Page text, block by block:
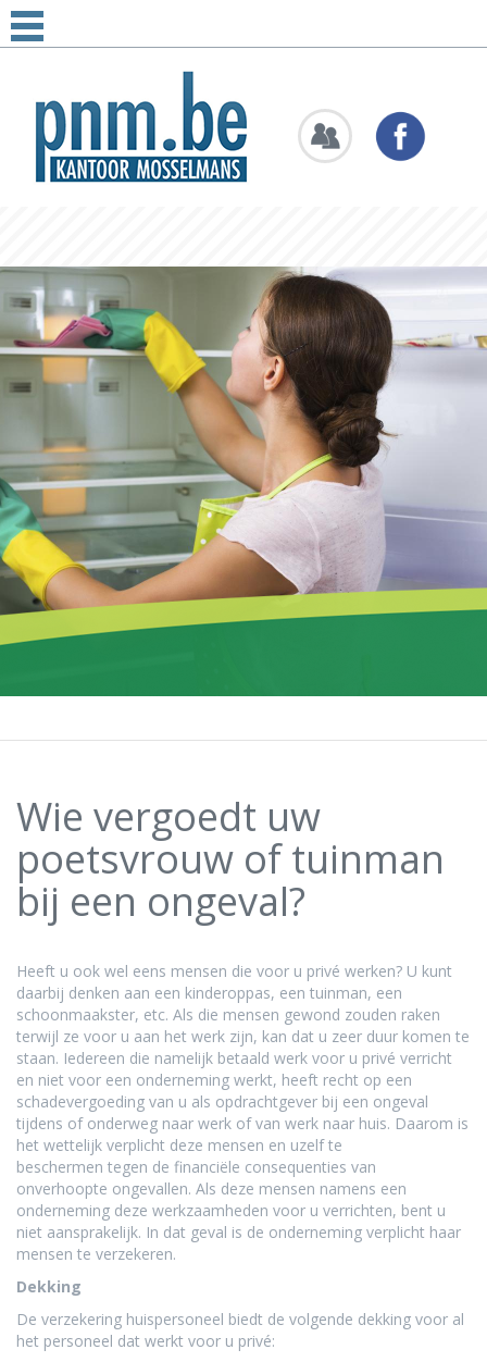
Wie vergoedt uw
poetsvrouw of tuinman
bij een ongeval?
Heeft u ook wel eens mensen die voor u privé werken? U kunt
daarbij denken aan een kinderoppas, een tuinman, een
schoonmaakster, etc. Als die mensen gewond zouden raken
terwijl ze voor u aan het werk zijn, kan dat u zeer duur komen te
staan. Iedereen die namelijk betaald werk voor u privé verricht
en niet voor een onderneming werkt, heeft recht op een
schadevergoeding van u als opdrachtgever bij een ongeval
tijdens of onderweg naar werk of van werk naar huis. Daarom is
het wettelijk verplicht deze mensen en uzelf te
beschermen tegen de financiële consequenties van
onverhoopte ongevallen. Als deze mensen namens een
onderneming deze werkzaamheden voor u verrichten, bent u
niet aansprakelijk. In dat geval is de onderneming verplicht haar
mensen te verzekeren.
Dekking
De verzekering huispersoneel biedt de volgende dekking voor al
het personeel dat werkt voor u privé: